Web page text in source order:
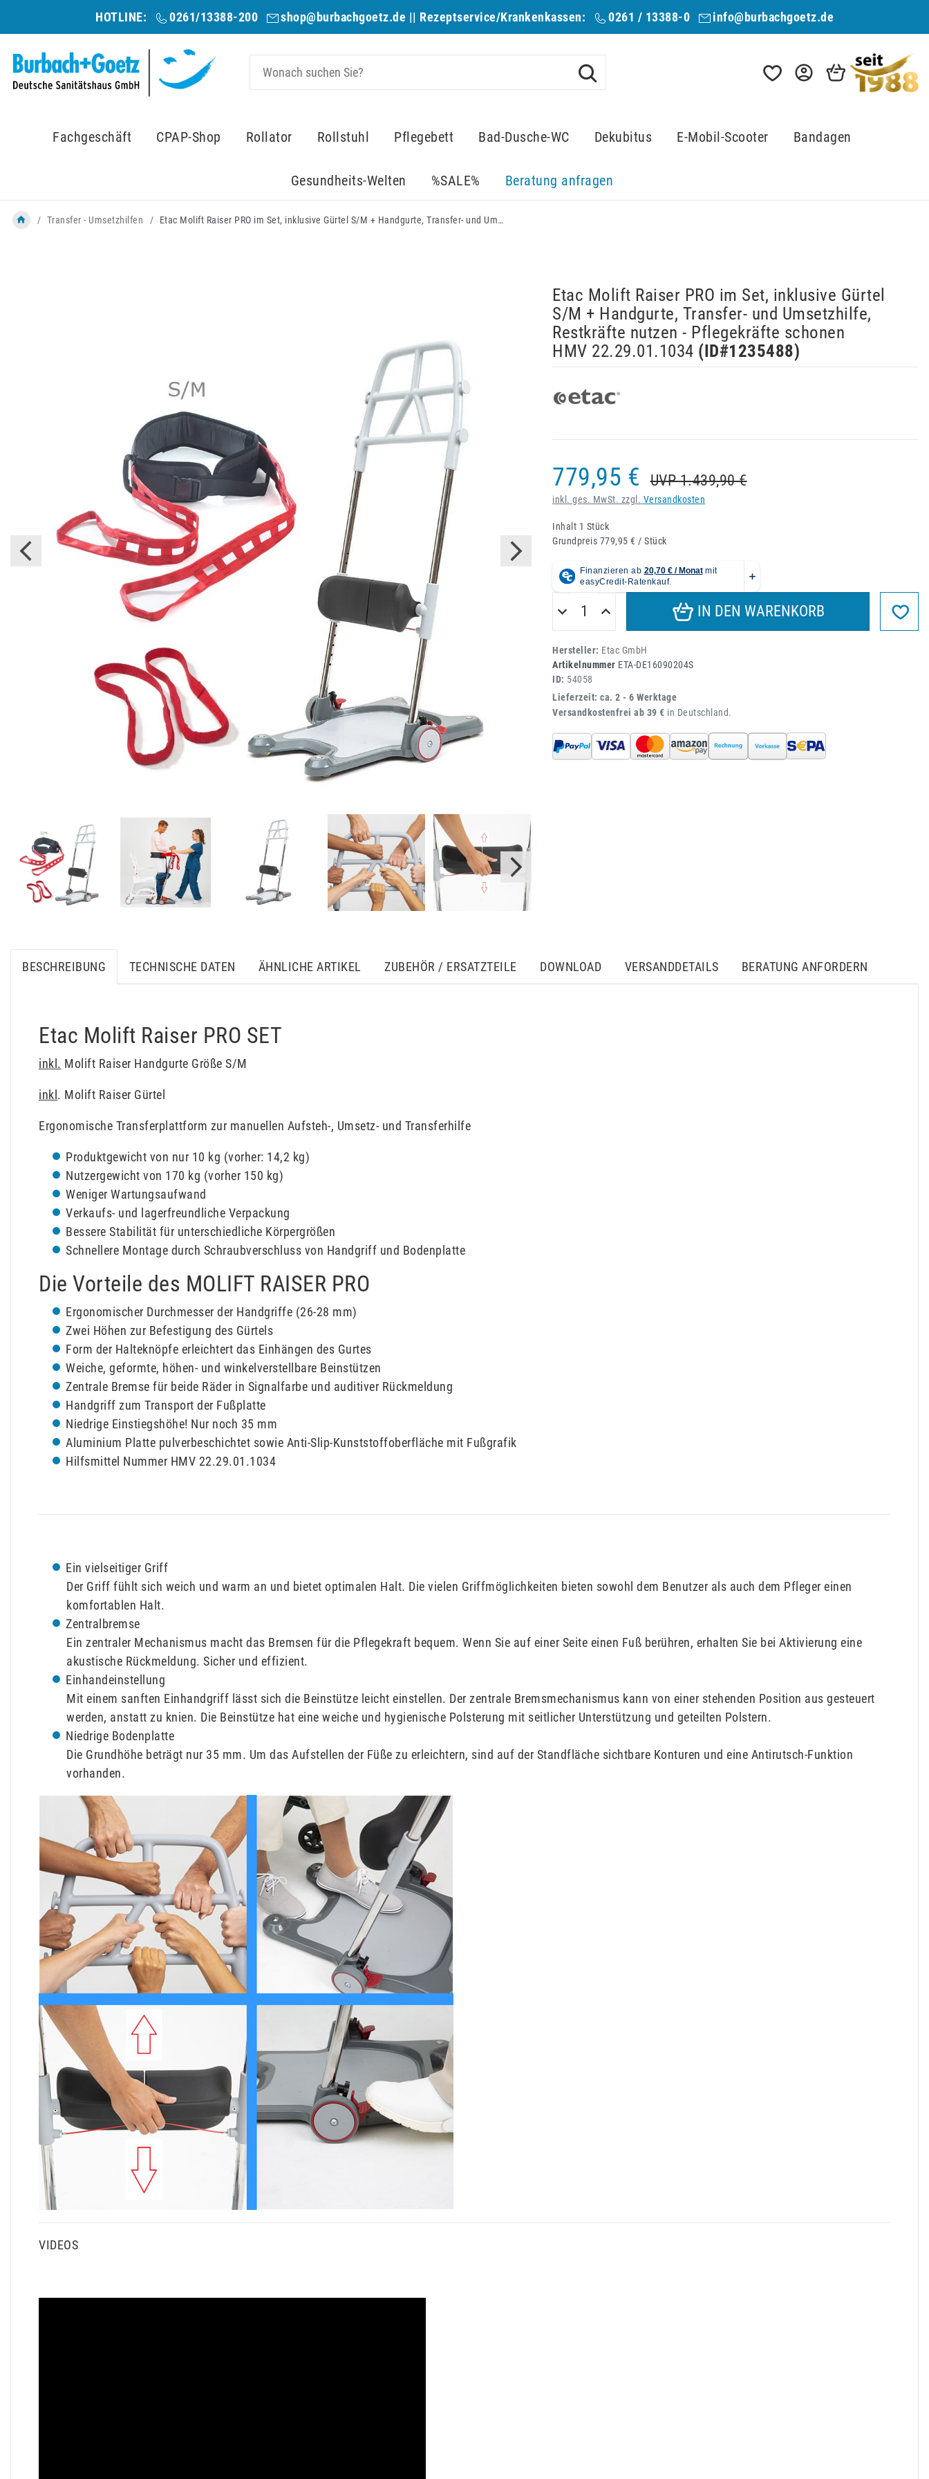
HOTLINE: 0261/13388-200 shop@burbachgoetz.de || Rezeptservice/Krankenkassen: 0261 / 13388-0 info@burbachgoetz.de
Fachgeschäft CPAP-Shop Rollator Rollstuhl Pflegebett Bad-Dusche-WC Dekubitus E-Mobil-Scooter Bandagen
Gesundheits-Welten %SALE% Beratung anfragen
Transfer - Umsetzhilfen Etac Molift Raiser PRO im Set, inklusive Gürtel S/M + Handgurte, Transfer- und Umsetzhilfe, Restkräfte nutzen - Pflegekräfte schonen HMV 22.29.01.1034
Etac Molift Raiser PRO im Set, inklusive Gürtel
S/M + Handgurte, Transfer- und Umsetzhilfe,
Restkräfte nutzen - Pflegekräfte schonen
HMV 22.29.01.1034 (ID#1235488)
779,95 € UVP 1.439,90 €
inkl. ges. MwSt. zzgl. Versandkosten
Inhalt 1 Stück
Grundpreis 779,95 € / Stück
IN DEN WARENKORB
Hersteller: Etac GmbH
Artikelnummer ETA-DE16090204S
ID: 54058
Lieferzeit: ca. 2 - 6 Werktage
Versandkostenfrei ab 39 € in Deutschland.
BESCHREIBUNG TECHNISCHE DATEN ÄHNLICHE ARTIKEL ZUBEHÖR / ERSATZTEILE DOWNLOAD VERSANDDETAILS BERATUNG ANFORDERN
Etac Molift Raiser PRO SET
inkl. Molift Raiser Handgurte Größe S/M
inkl . Molift Raiser Gürtel
Ergonomische Transferplattform zur manuellen Aufsteh-, Umsetz- und Transferhilfe
Produktgewicht von nur 10 kg (vorher: 14,2 kg)
Nutzergewicht von 170 kg (vorher 150 kg)
Weniger Wartungsaufwand
Verkaufs- und lagerfreundliche Verpackung
Bessere Stabilität für unterschiedliche Körpergrößen
Schnellere Montage durch Schraubverschluss von Handgriff und Bodenplatte
Die Vorteile des MOLIFT RAISER PRO
Ergonomischer Durchmesser der Handgriffe (26-28 mm)
Zwei Höhen zur Befestigung des Gürtels
Form der Halteknöpfe erleichtert das Einhängen des Gurtes
Weiche, geformte, höhen- und winkelverstellbare Beinstützen
Zentrale Bremse für beide Räder in Signalfarbe und auditiver Rückmeldung
Handgriff zum Transport der Fußplatte
Niedrige Einstiegshöhe! Nur noch 35 mm
Aluminium Platte pulverbeschichtet sowie Anti-Slip-Kunststoffoberfläche mit Fußgrafik
Hilfsmittel Nummer HMV 22.29.01.1034
Ein vielseitiger Griff
Der Griff fühlt sich weich und warm an und bietet optimalen Halt. Die vielen Griffmöglichkeiten bieten sowohl dem Benutzer als auch dem Pfleger einen
komfortablen Halt.
Zentralbremse
Ein zentraler Mechanismus macht das Bremsen für die Pflegekraft bequem. Wenn Sie auf einer Seite einen Fuß berühren, erhalten Sie bei Aktivierung eine
akustische Rückmeldung. Sicher und effizient.
Einhandeinstellung
Mit einem sanften Einhandgriff lässt sich die Beinstütze leicht einstellen. Der zentrale Bremsmechanismus kann von einer stehenden Position aus gesteuert
werden, anstatt zu knien. Die Beinstütze hat eine weiche und hygienische Polsterung mit seitlicher Unterstützung und geteilten Polstern.
Niedrige Bodenplatte
Die Grundhöhe beträgt nur 35 mm. Um das Aufstellen der Füße zu erleichtern, sind auf der Standfläche sichtbare Konturen und eine Antirutsch-Funktion
vorhanden.
VIDEOS